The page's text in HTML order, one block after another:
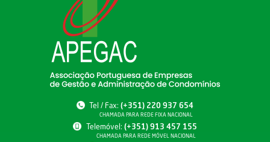
Tel / Fax:(+351) 220 937 654
CHAMADA PARA REDE FIXA NACIONAL
Telemóvel: (+351) 913 457 155
CHAMADA PARA REDE MÓVEL NACIONAL